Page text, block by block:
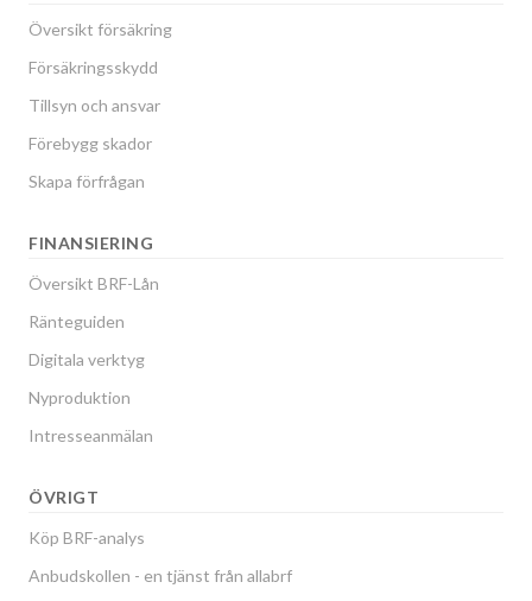
Översikt försäkring
Försäkringsskydd
Tillsyn och ansvar
Förebygg skador
Skapa förfrågan
FINANSIERING
Översikt BRF-Lån
Ränteguiden
Digitala verktyg
Nyproduktion
Intresseanmälan
ÖVRIGT
Köp BRF-analys
Anbudskollen - en tjänst från allabrf